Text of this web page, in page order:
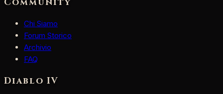
Chi Siamo
Forum Storico
Archivio
FAQ
Diablo IV